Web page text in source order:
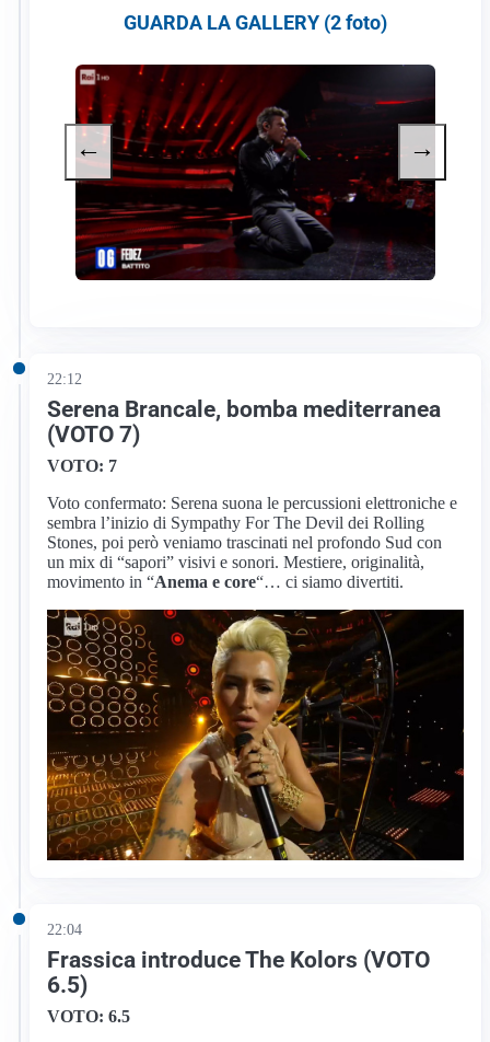
GUARDA LA GALLERY (2 foto)
← →
22:12
Serena Brancale, bomba mediterranea
(VOTO 7)
VOTO: 7
Voto confermato: Serena suona le percussioni elettroniche e
sembra l’inizio di Sympathy For The Devil dei Rolling
Stones, poi però veniamo trascinati nel profondo Sud con
un mix di “sapori” visivi e sonori. Mestiere, originalità,
movimento in “Anema e core“… ci siamo divertiti.
22:04
Frassica introduce The Kolors (VOTO
6.5)
VOTO: 6.5